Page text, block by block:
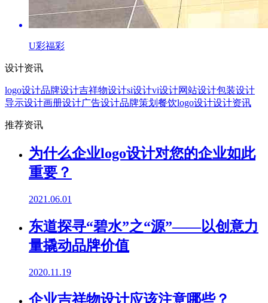
U彩福彩
设计资讯
logo设计品牌设计吉祥物设计si设计vi设计网站设计包装设计
导示设计画册设计广告设计品牌策划 餐饮logo设计设计资讯
推荐资讯
为什么企业logo设计对您的企业如此
重要？
2021.06.01
东道探寻“碧水”之“源”——以创意力
量撬动品牌价值
2020.11.19
企业吉祥物设计应该注意哪些？